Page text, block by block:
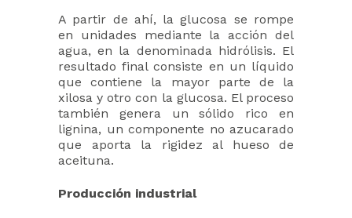
A partir de ahí, la glucosa se rompe
en unidades mediante la acción del
agua, en la denominada hidrólisis. El
resultado final consiste en un líquido
que contiene la mayor parte de la
xilosa y otro con la glucosa. El proceso
también genera un sólido rico en
lignina, un componente no azucarado
que aporta la rigidez al hueso de
aceituna.
Producción industrial